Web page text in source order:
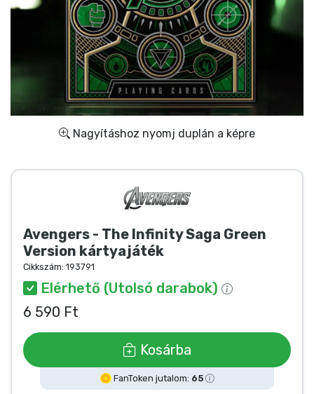
Nagyításhoz nyomj duplán a képre
Avengers - The Infinity Saga Green
Version kártyajáték
Cikkszám: 193791
Elérhető (Utolsó darabok)
6 590 Ft
Kosárba
FanToken jutalom: 65
Ajándékkártya
Szállítás és fizetés
Sorozatos cuccok
Filmes cuccok
Animés cuccok
Gamer cuccok
Sportos cuccok
Zenés cuccok
Terméktípusok